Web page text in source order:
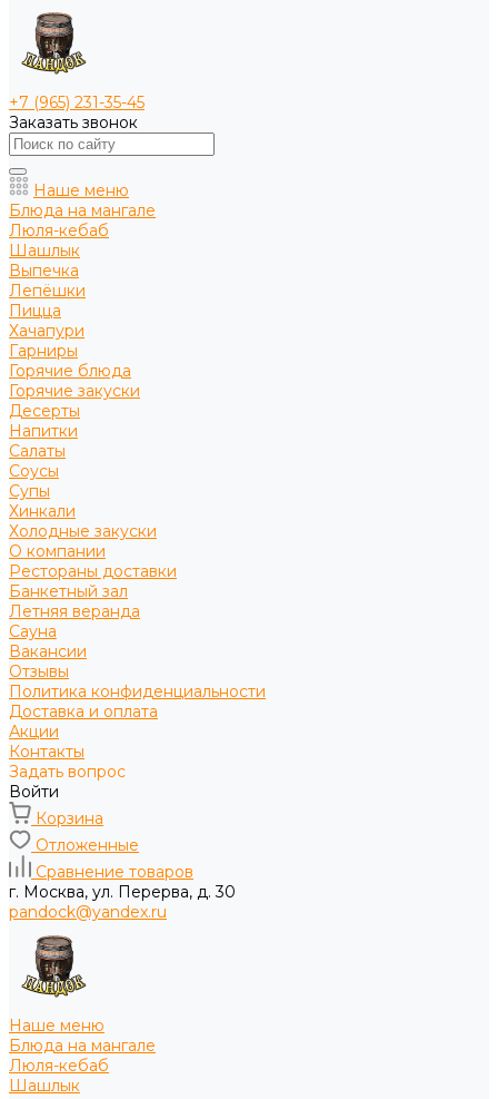
+7 (965) 231-35-45
Заказать звонок
Наше меню
Блюда на мангале
Люля-кебаб
Шашлык
Выпечка
Лепёшки
Пицца
Хачапури
Гарниры
Горячие блюда
Горячие закуски
Десерты
Напитки
Салаты
Соусы
Супы
Хинкали
Холодные закуски
О компании
Рестораны доставки
Банкетный зал
Летняя веранда
Сауна
Вакансии
Отзывы
Политика конфиденциальности
Доставка и оплата
Акции
Контакты
Задать вопрос
Войти
Корзина
Отложенные
Сравнение товаров
г. Москва, ул. Перерва, д. 30
pandock@yandex.ru
Наше меню
Блюда на мангале
Люля-кебаб
Шашлык